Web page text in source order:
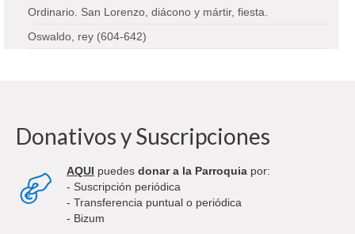
Ordinario. San Lorenzo, diácono y mártir, fiesta.
Oswaldo, rey (604-642)
Donativos y Suscripciones
AQUI puedes donar a la Parroquia por:
- Suscripción periódica
- Transferencia puntual o periódica
- Bizum